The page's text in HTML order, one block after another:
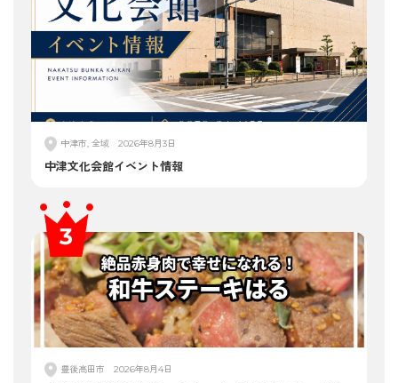
中津市, 全域 2026年8月3日
中津文化会館イベント情報
豊後高田市 2026年8月4日